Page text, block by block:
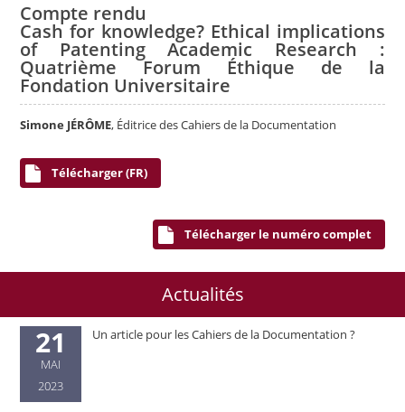
Compte rendu
Cash for knowledge? Ethical implications
of Patenting Academic Research :
Quatrième Forum Éthique de la
Fondation Universitaire
Simone JÉRÔME, Éditrice des Cahiers de la Documentation
Télécharger (FR)
Télécharger le numéro complet
Actualités
21
MAI
2023
Un article pour les Cahiers de la Documentation ?